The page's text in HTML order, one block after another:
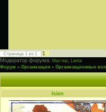
Страница 1 из 1
1
Модератор форума: Мастер
Laeta
Форум » Организация » Организационные
Isien